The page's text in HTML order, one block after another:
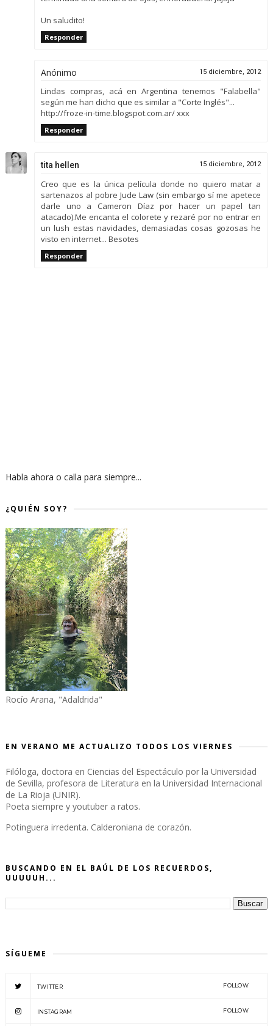
Un saludito!
Responder
Anónimo 15 diciembre, 2012
Lindas compras, acá en Argentina tenemos "Falabella"
según me han dicho que es similar a "Corte Inglés"...
http://froze-in-time.blogspot.com.ar/ xxx
Responder
tita hellen 15 diciembre, 2012
Creo que es la única película donde no quiero matar a
sartenazos al pobre Jude Law (sin embargo sí me apetece
darle uno a Cameron Díaz por hacer un papel tan
atacado).Me encanta el colorete y rezaré por no entrar en
un lush estas navidades, demasiadas cosas gozosas he
visto en internet... Besotes
Responder
Habla ahora o calla para siempre...
¿QUIÉN SOY?
Rocío Arana, "Adaldrida"
EN VERANO ME ACTUALIZO TODOS LOS VIERNES
Filóloga, doctora en Ciencias del Espectáculo por la Universidad
de Sevilla, profesora de Literatura en la Universidad Internacional
de La Rioja (UNIR).
Poeta siempre y youtuber a ratos.
Potinguera irredenta. Calderoniana de corazón.
BUSCANDO EN EL BAÚL DE LOS RECUERDOS,
UUUUUH...
SÍGUEME
TWITTER FOLLOW
INSTAGRAM FOLLOW